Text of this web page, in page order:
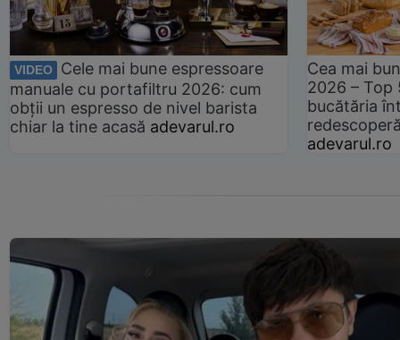
VIDEO
Cele mai bune espressoare
manuale cu portafiltru 2026: cum
obții un espresso de nivel barista
chiar la tine acasă adevarul.ro
Cea mai
2026 –
bucătăria
adevarul.ro